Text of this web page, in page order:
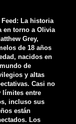
Feed: La historia
en torno a Olivia
Grey,
de 18 años
nacidos en
de
y altas
Casi no
límites entre
incluso sus
están
Los